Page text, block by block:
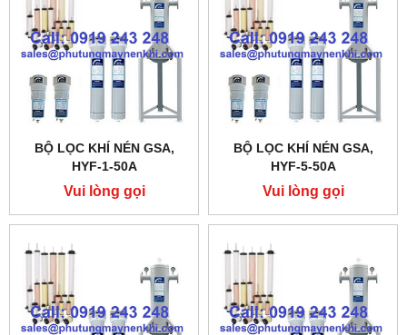
BỘ LỌC KHÍ NÉN GSA,
HYF-1-50A
Vui lòng gọi
BỘ LỌC KHÍ NÉN GSA,
HYF-5-50A
Vui lòng gọi